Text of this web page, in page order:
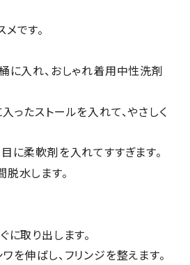
です。
に入れ、おしゃれ着用中性洗剤
ったストールを入れて、やさしく
に柔軟剤を入れてすすぎます。
水します。
に取り出します。
を伸ばし、フリンジを整えます。